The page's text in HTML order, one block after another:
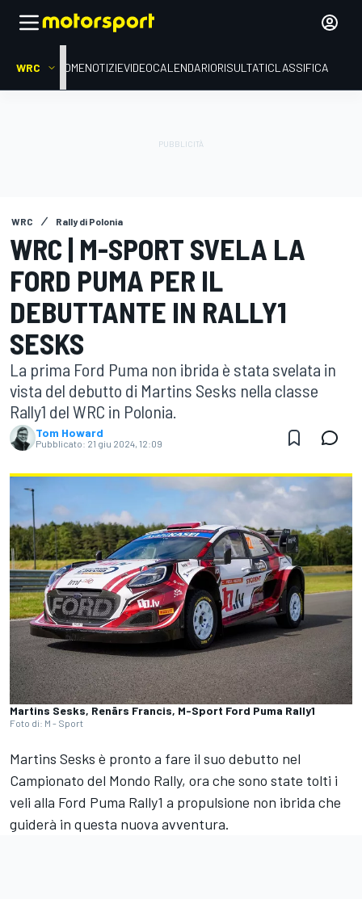
WRC HOMENOTIZIEVIDEOCALENDARIORISULTATICLASSIFICA
WRC Rally di Polonia
WRC | M-SPORT SVELA LA
FORD PUMA PER IL
DEBUTTANTE IN RALLY1
SESKS
La prima Ford Puma non ibrida è stata svelata in
vista del debutto di Martins Sesks nella classe
Rally1 del WRC in Polonia.
Tom Howard
Pubblicato: 21 giu 2024, 12:09
Martins Sesks, Renārs Francis, M-Sport Ford Puma Rally1
Foto di: M - Sport
Martins Sesks è pronto a fare il suo debutto nel
Campionato del Mondo Rally, ora che sono state tolti i
veli alla Ford Puma Rally1 a propulsione non ibrida che
guiderà in questa nuova avventura.